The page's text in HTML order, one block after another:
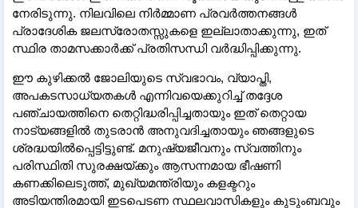
നേരിടുന്നു. നിലവിലെ നിർമ്മാണ പ്രവർത്തനങ്ങൾ
പ്രാദേശിക ജലസ്രോതസ്സുകളെ ഇല്ലാതാക്കുന്നു, ഇത്
സ്ഥിര താമസക്കാർക്ക് പ്രതിസന്ധി വർദ്ധിപ്പിക്കുന്നു.
ഈ കുഴിക്കൽ ജോലിയുടെ സ്വഭാവം, വ്യാപ്തി,
അപകടസാധ്യതകൾ എന്നിവയെക്കുറിച്ച് തദ്ദേശ
പഞ്ചായത്തിനെ തെറ്റിദ്ധരിപ്പിച്ചതായും ഇത് തെറ്റായ
നാട്യങ്ങളിൽ തുടരാൻ അനുവദിച്ചതായും ഞങ്ങളുടെ
ശ്രദ്ധയിൽപ്പെട്ടിട്ടുണ്ട്. മനുഷ്യജീവനും സ്വത്തിനും
പരിസ്ഥിതി സുരക്ഷയ്ക്കും ആസന്നമായ ഭീഷണി
കണക്കിലെടുത്ത്, മുഖ്യമന്ത്രിയും കളക്ടറും
അടിയന്തിരമായി ഇടപെടണ സ്ഥലവാസികളും കുടുംബവും